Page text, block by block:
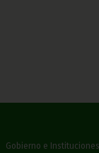
Gobierno e Instituciones